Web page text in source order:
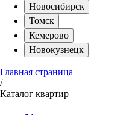
Новосибирск
Томск
Кемерово
Новокузнецк
Главная страница
/
Каталог квартир